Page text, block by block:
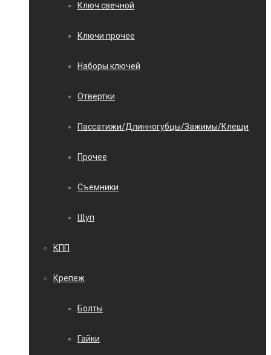
Ключ свечной
Ключи прочее
Наборы ключей
Отвертки
Пассатижи/Длинногубцы/Зажимы/Клещи
Прочее
Съемники
Щуп
КПП
Крепеж
Болты
Гайки